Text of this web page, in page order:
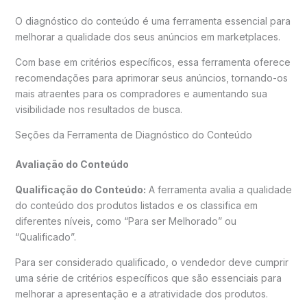
O diagnóstico do conteúdo é uma ferramenta essencial para
melhorar a qualidade dos seus anúncios em marketplaces.
Com base em critérios específicos, essa ferramenta oferece
recomendações para aprimorar seus anúncios, tornando-os
mais atraentes para os compradores e aumentando sua
visibilidade nos resultados de busca.
Seções da Ferramenta de Diagnóstico do Conteúdo
Avaliação do Conteúdo
Qualificação do Conteúdo: A ferramenta avalia a qualidade
do conteúdo dos produtos listados e os classifica em
diferentes níveis, como “Para ser Melhorado” ou
“Qualificado”.
Para ser considerado qualificado, o vendedor deve cumprir
uma série de critérios específicos que são essenciais para
melhorar a apresentação e a atratividade dos produtos.